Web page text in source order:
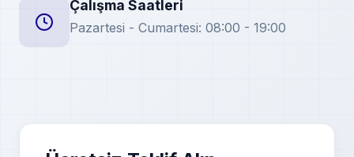
Çalışma Saatleri
Pazartesi - Cumartesi: 08:00 - 19:00